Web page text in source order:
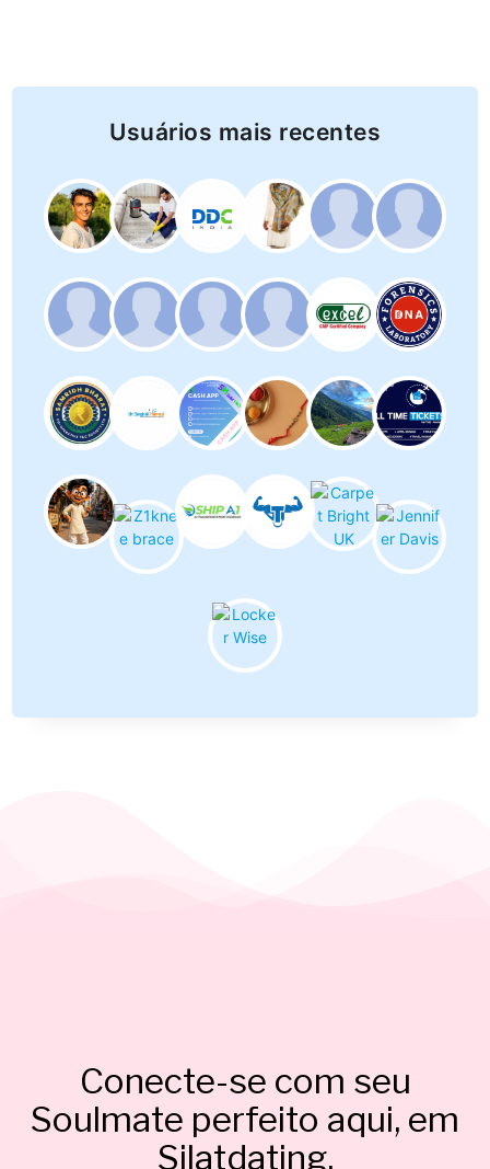
Usuários mais recentes
Conecte-se com seu
Soulmate perfeito aqui, em
Silatdating.